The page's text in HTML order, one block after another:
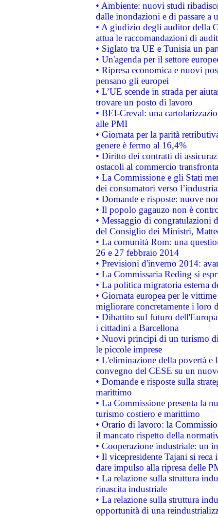
• Ambiente: nuovi studi
dalle inondazioni e di passare a
• A giudizio degli auditor della
attua le raccomandazioni di
• Siglato tra UE e Tunisia un
• Un'agenda per il settore
• Ripresa economica e nuovi
pensano gli europei
• L’UE scende in strada per
trovare un posto di lavoro
• BEI-Creval: una
alle PMI
• Giornata per la parità
genere è fermo al 16,4%
• Diritto dei contratti di
ostacoli al commercio
• La Commissione e gli Stati
dei consumatori verso
• Domande e risposte: nuove
• Il popolo gagauzo non è
• Messaggio di congratulazioni
del Consiglio dei Ministri,
• La comunità Rom: una
26 e 27 febbraio 2014
• Previsioni d'inverno 2014:
• La Commissaria Reding si
• La politica migratoria esterna
• Giornata europea per le
migliorare concretamente i loro
• Dibattito sul futuro
i cittadini a Barcellona
• Nuovi principi di un turismo
le piccole imprese
• L'eliminazione della povertà
convegno del CESE su un
• Domande e risposte sulla
marittimo
• La Commissione presenta la
turismo costiero e marittimo
• Orario di lavoro: la
il mancato rispetto della
• Cooperazione industriale: un
• Il vicepresidente Tajani si
dare impulso alla ripresa delle
• La relazione sulla struttura
rinascita industriale
• La relazione sulla struttura
opportunità di una